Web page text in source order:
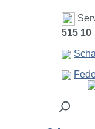
Zum Hauptinhalt
515 10